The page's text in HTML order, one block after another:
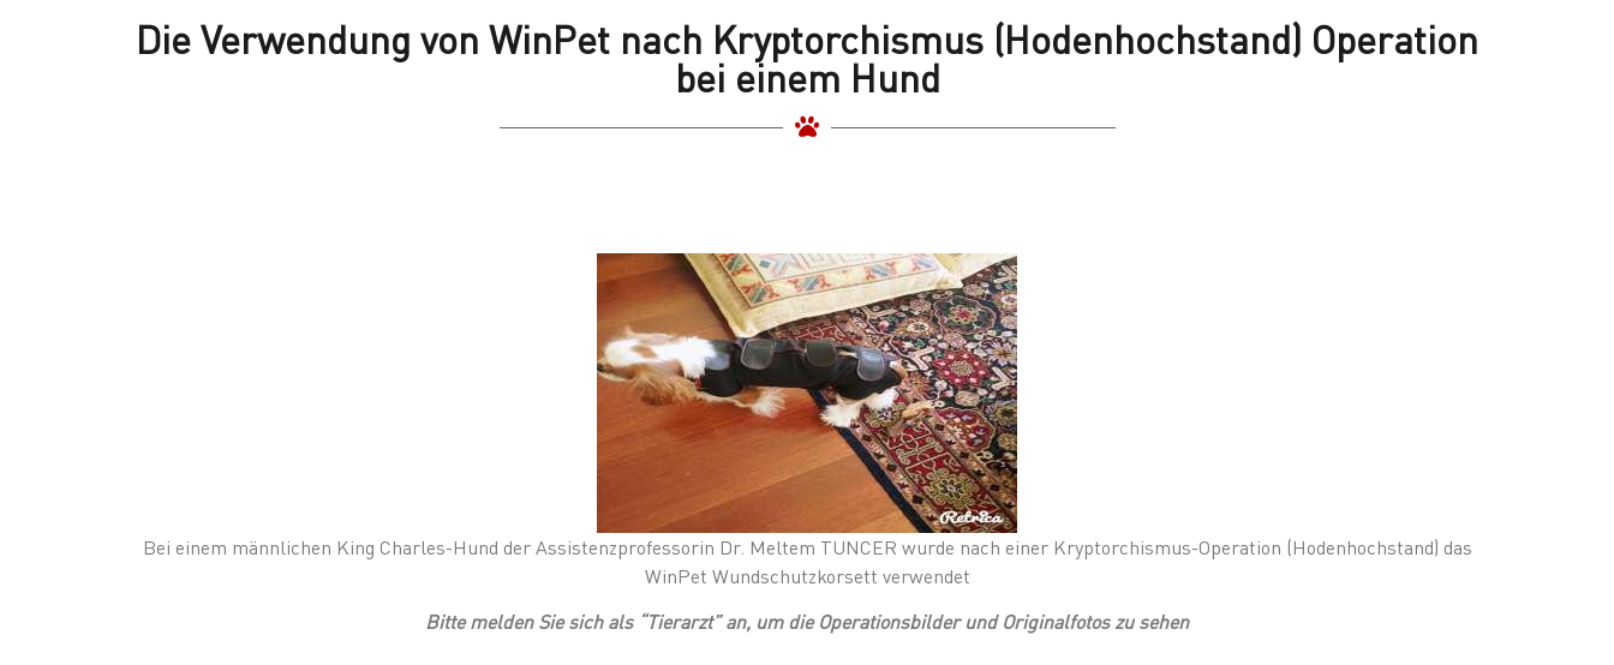
Die Verwendung von WinPet nach Kryptorchismus (Hodenhochstand) Operation
bei einem Hund
Bei einem männlichen King Charles-Hund der Assistenzprofessorin Dr. Meltem TUNCER wurde nach einer Kryptorchismus-Operation (Hodenhochstand) das
WinPet Wundschutzkorsett verwendet
Bitte melden Sie sich als “Tierarzt” an, um die Operationsbilder und Originalfotos zu sehen